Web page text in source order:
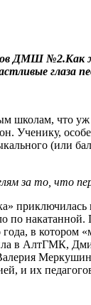
ДМШ
глаза
школам, что
Ученику,
(или
за то, что
в
в АлтГМК,
и их